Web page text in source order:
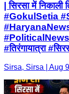
| सिरसा में
#GokulSetia
#तिरंगायात्रा
Sirsa, Sirsa | Aug